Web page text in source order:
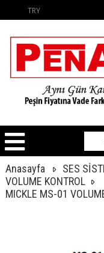
TRY
Anasayfa SES
VOLUME KONTROL
MICKLE MS-01